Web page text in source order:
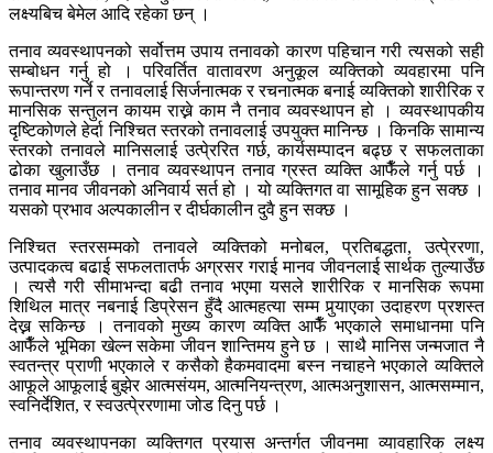
लक्ष्यबिच बेमेल आदि रहेका छन् ।
तनाव व्यवस्थापनको सर्वोत्तम उपाय तनावको कारण पहिचान गरी त्यसको सही
सम्बोधन गर्नु हो । परिवर्तित वातावरण अनुकूल व्यक्तिको व्यवहारमा पनि
रूपान्तरण गर्ने र तनावलाई सिर्जनात्मक र रचनात्मक बनाई व्यक्तिको शारीरिक र
मानसिक सन्तुलन कायम राख्ने काम नै तनाव व्यवस्थापन हो । व्यवस्थापकीय
दृष्टिकोणले हेर्दा निश्चित स्तरको तनावलाई उपयुक्त मानिन्छ । किनकि सामान्य
स्तरको तनावले मानिसलाई उत्पे्ररित गर्छ, कार्यसम्पादन बढ्छ र सफलताका
ढोका खुलाउँछ । तनाव व्यवस्थापन तनाव ग्रस्त व्यक्ति आफैँले गर्नु पर्छ ।
तनाव मानव जीवनको अनिवार्य सर्त हो । यो व्यक्तिगत वा सामूहिक हुन सक्छ ।
यसको प्रभाव अल्पकालीन र दीर्घकालीन दुवै हुन सक्छ ।
निश्चित स्तरसम्मको तनावले व्यक्तिको मनोबल, प्रतिबद्धता, उत्पे्ररणा,
उत्पादकत्व बढाई सफलतातर्फ अग्रसर गराई मानव जीवनलाई सार्थक तुल्याउँछ
। त्यसै गरी सीमाभन्दा बढी तनाव भएमा यसले शारीरिक र मानसिक रूपमा
शिथिल मात्र नबनाई डिप्रेसन हुँदै आत्महत्या सम्म पुर्‍याएका उदाहरण प्रशस्त
देख्न सकिन्छ । तनावको मुख्य कारण व्यक्ति आफैँ भएकाले समाधानमा पनि
आफैँले भूमिका खेल्न सकेमा जीवन शान्तिमय हुने छ । साथै मानिस जन्मजात नै
स्वतन्त्र प्राणी भएकाले र कसैको हैकमवादमा बस्न नचाहने भएकाले व्यक्तिले
आफूले आफूलाई बुझेर आत्मसंयम, आत्मनियन्त्रण, आत्मअनुशासन, आत्मसम्मान,
स्वनिर्देशित, र स्वउत्पे्ररणामा जोड दिनु पर्छ ।
तनाव व्यवस्थापनका व्यक्तिगत प्रयास अन्तर्गत जीवनमा व्यावहारिक लक्ष्य